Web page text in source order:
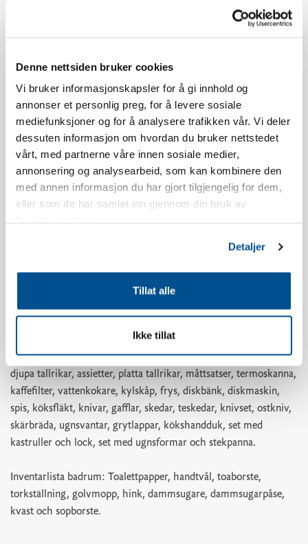
Denne nettsiden bruker cookies
Vi bruker informasjonskapsler for å gi innhold og
annonser et personlig preg, for å levere sosiale
mediefunksjoner og for å analysere trafikken vår. Vi deler
dessuten informasjon om hvordan du bruker nettstedet
vårt, med partnerne våre innen sosiale medier,
annonsering og analysearbeid, som kan kombinere den
med annen informasjon du har gjort tilgjengelig for dem,
eller som de har samlet inn gjennom din bruk av
Detaljer
Tillat alle
Ikke tillat
Rökning är inte tillåten. Se våra bokningsvillkor för mer
information.
Lägenheten har balkong i sydvästläge. Utsikten och läget
kommer variera beroende på vilket byggnad du bor i.
Det kan förekomma oväsen från restaurangen Olympique under
kvällstid på semestertider och helger.
Inventarlista kök: Diskmedel, diskmaskintabletter, diskborste,
disktrasa, shotglas, äggkoppar, vinglas, whiskeyglas, vattenglas,
kaffekoppar, kökspapper, kökshållare för papper, ugnssäker
vitlökspress, korkskruv, burköppnare, pizzaskärare, isbitbricka,
brödkorg, durkslag, springform-set, bunke, skålset, små tallrikar,
djupa tallrikar, assietter, platta tallrikar, måttsatser, termoskanna,
kaffefilter, vattenkokare, kylskåp, frys, diskbänk, diskmaskin,
spis, köksfläkt, knivar, gafflar, skedar, teskedar, knivset, ostkniv,
skärbräda, ugnsvantar, grytlappar, kökshandduk, set med
kastruller och lock, set med ugnsformar och stekpanna.
Inventarlista badrum: Toalettpapper, handtvål, toaborste,
torkställning, golvmopp, hink, dammsugare, dammsugarpåse,
kvast och sopborste.